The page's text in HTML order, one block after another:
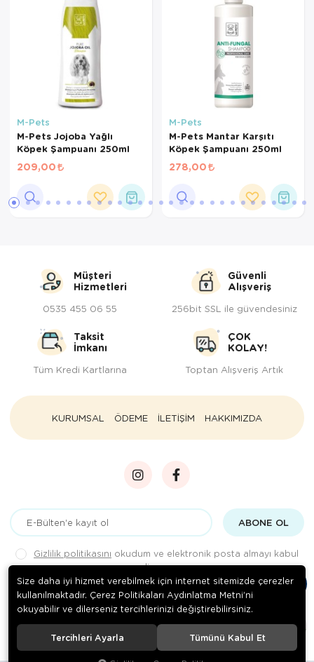
M-Pets
M-Pets Jojoba Yağlı
Köpek Şampuanı 250ml
209,00
M-Pets
M-Pets Mantar Karşıtı
Köpek Şampuanı 250ml
278,00
Müşteri
Hizmetleri
0535 455 06 55
Güvenli
Alışveriş
256bit SSL ile güvendesiniz
Taksit
İmkanı
Tüm Kredi Kartlarına
ÇOK
KOLAY!
Toptan Alışveriş Artık
KURUMSAL ÖDEME İLETİŞİM HAKKIMIZDA
ABONE OL
Gizlilik politikasını okudum ve elektronik posta almayı kabul
ediyorum.
. Tüm hakları saklıdır.
Size daha iyi hizmet verebilmek için internet sitemizde çerezler
kullanılmaktadır. Çerez Politikaları Aydınlatma Metni’ni
okuyabilir ve dilerseniz tercihlerinizi değiştirebilirsiniz.
Tercihleri Ayarla Tümünü Kabul Et